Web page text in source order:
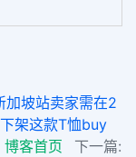
加坡站卖家需在2
架这款T恤buy
博客首页
下一篇: